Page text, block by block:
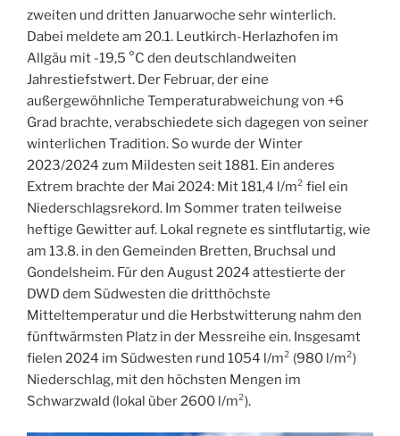
zweiten und dritten Januarwoche sehr winterlich.
Dabei meldete am 20.1. Leutkirch-Herlazhofen im
Allgäu mit -19,5 °C den deutschlandweiten
Jahrestiefstwert. Der Februar, der eine
außergewöhnliche Temperaturabweichung von +6
Grad brachte, verabschiedete sich dagegen von seiner
winterlichen Tradition. So wurde der Winter
2023/2024 zum Mildesten seit 1881. Ein anderes
Extrem brachte der Mai 2024: Mit 181,4 l/m² fiel ein
Niederschlagsrekord. Im Sommer traten teilweise
heftige Gewitter auf. Lokal regnete es sintflutartig, wie
am 13.8. in den Gemeinden Bretten, Bruchsal und
Gondelsheim. Für den August 2024 attestierte der
DWD dem Südwesten die dritthöchste
Mitteltemperatur und die Herbstwitterung nahm den
fünftwärmsten Platz in der Messreihe ein. Insgesamt
fielen 2024 im Südwesten rund 1054 l/m² (980 l/m²)
Niederschlag, mit den höchsten Mengen im
Schwarzwald (lokal über 2600 l/m²).